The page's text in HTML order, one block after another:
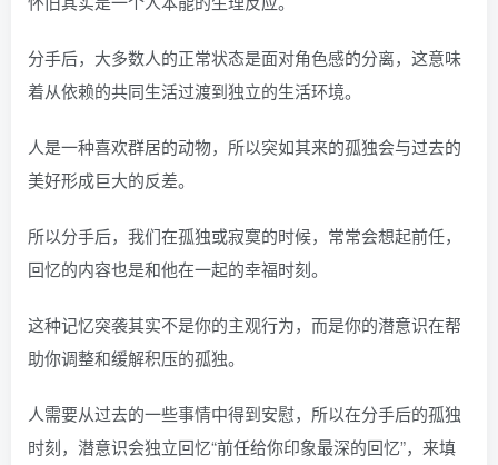
分手后，大多数人的正常状态是面对角色感的分离，这意味
着从依赖的共同生活过渡到独立的生活环境。
人是一种喜欢群居的动物，所以突如其来的孤独会与过去的
美好形成巨大的反差。
所以分手后，我们在孤独或寂寞的时候，常常会想起前任，
回忆的内容也是和他在一起的幸福时刻。
这种记忆突袭其实不是你的主观行为，而是你的潜意识在帮
助你调整和缓解积压的孤独。
人需要从过去的一些事情中得到安慰，所以在分手后的孤独
时刻，潜意识会独立回忆“前任给你印象最深的回忆”，来填